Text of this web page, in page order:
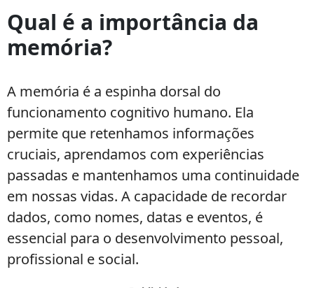
Sinais
para
saber
memória
está
piorando
Qual é a importância da
memória?
A memória é a espinha dorsal do
funcionamento cognitivo humano. Ela
permite que retenhamos informações
cruciais, aprendamos com experiências
passadas e mantenhamos uma continuidade
em nossas vidas. A capacidade de recordar
dados, como nomes, datas e eventos, é
essencial para o desenvolvimento pessoal,
profissional e social.